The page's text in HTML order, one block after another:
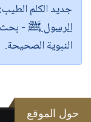
جديد الكلم الطيب:
الرسول ﷺ - بحث
النبوية الصحيحة.
حول الموقع